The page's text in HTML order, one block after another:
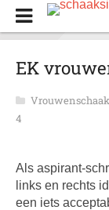
EK
Vrouwenschaak
4
Als aspirant-
links en rechts
een iets